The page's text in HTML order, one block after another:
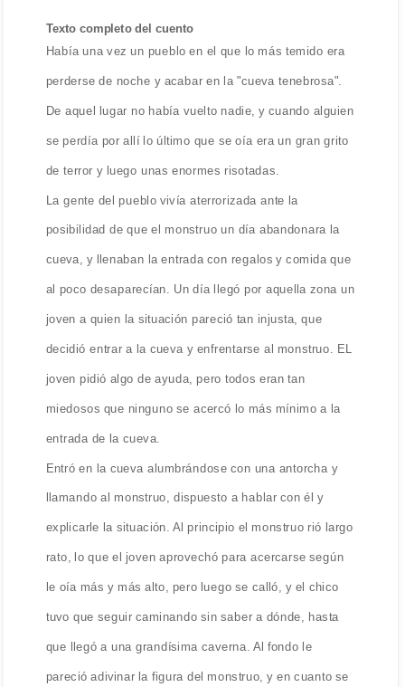
Texto completo del cuento
Había una vez un pueblo en el que lo más temido era
perderse de noche y acabar en la "cueva tenebrosa".
De aquel lugar no había vuelto nadie, y cuando alguien
se perdía por allí lo último que se oía era un gran grito
de terror y luego unas enormes risotadas.
La gente del pueblo vivía aterrorizada ante la
posibilidad de que el monstruo un día abandonara la
cueva, y llenaban la entrada con regalos y comida que
al poco desaparecían. Un día llegó por aquella zona un
joven a quien la situación pareció tan injusta, que
decidió entrar a la cueva y enfrentarse al monstruo. EL
joven pidió algo de ayuda, pero todos eran tan
miedosos que ninguno se acercó lo más mínimo a la
entrada de la cueva.
Entró en la cueva alumbrándose con una antorcha y
llamando al monstruo, dispuesto a hablar con él y
explicarle la situación. Al principio el monstruo rió largo
rato, lo que el joven aprovechó para acercarse según
le oía más y más alto, pero luego se calló, y el chico
tuvo que seguir caminando sin saber a dónde, hasta
que llegó a una grandísima caverna. Al fondo le
pareció adivinar la figura del monstruo, y en cuanto se